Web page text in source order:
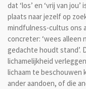
dat ‘los’ en ‘vrij van
plaats naar jezelf op
mindfulness-cultus ons
concreter: ‘wees alleen
gedachte houdt stand’.
lichamelijkheid
lichaam te beschouwen
ander aandoen, of die